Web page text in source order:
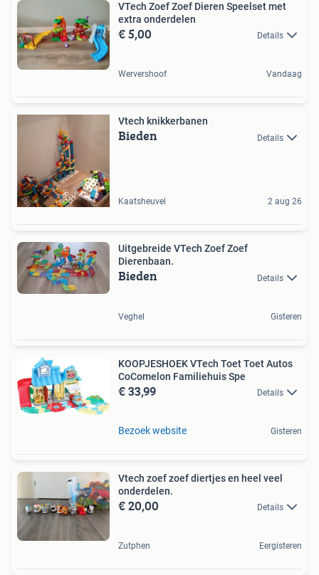
VTech Zoef Zoef Dieren Speelset met
extra onderdelen
€ 5,00 Details
Wervershoof Vandaag
Vtech knikkerbanen
Bieden Details
Kaatsheuvel 2 aug 26
Uitgebreide VTech Zoef Zoef
Dierenbaan.
Bieden Details
Veghel Gisteren
KOOPJESHOEK VTech Toet Toet Autos
CoComelon Familiehuis Spe
€ 33,99 Details
Bezoek website Gisteren
Vtech zoef zoef diertjes en heel veel
onderdelen.
€ 20,00 Details
Zutphen Eergisteren